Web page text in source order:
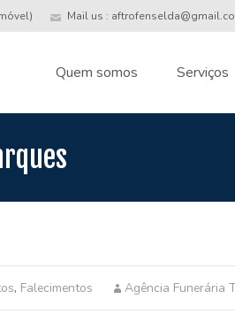
Mail us :
Quem somos Serviços
, Falecimentos Agência Funerária